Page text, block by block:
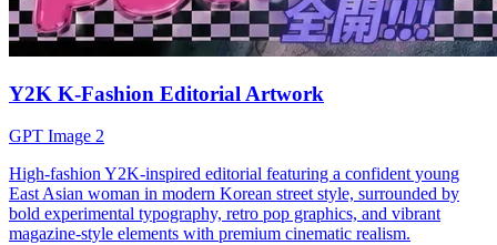
Y2K K-Fashion Editorial Artwork
GPT Image 2
High-fashion Y2K-inspired editorial featuring a confident young
East Asian woman in modern Korean street style, surrounded by
bold experimental typography, retro pop graphics, and vibrant
magazine-style elements with premium cinematic realism.